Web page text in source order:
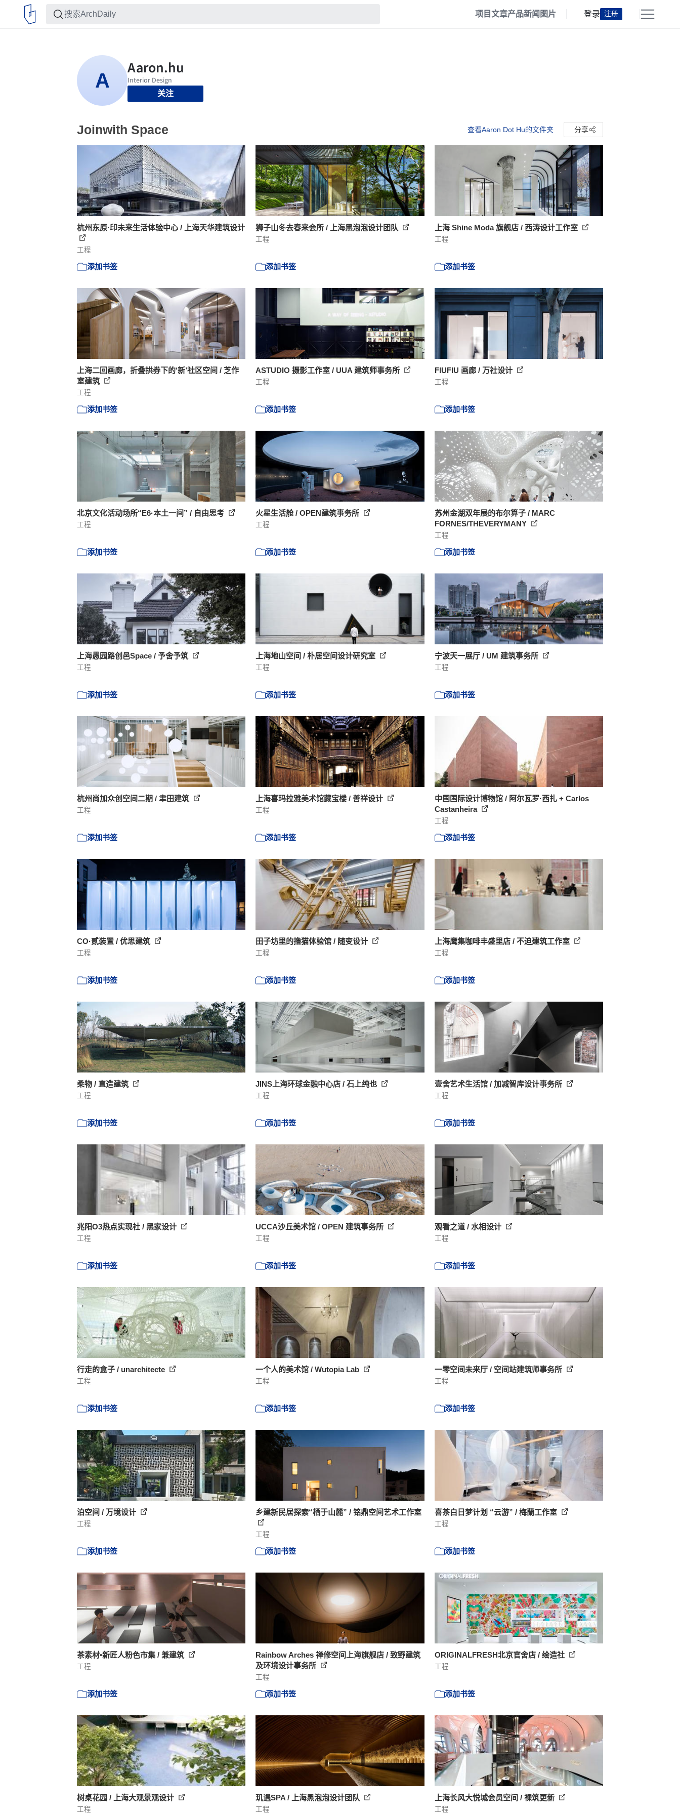
项目文章产品新闻 图片 登录 注册
关注
Joinwith Space 查看Aaron Dot Hu的文件夹 分享
杭州东原·印未来生活体验中心 / 上海天华建筑设计
工程
添加书签
狮子山冬去春来会所 / 上海黑泡泡设计团队
工程
添加书签
上海 Shine Moda 旗舰店 / 西涛设计工作室
工程
添加书签
上海二回画廊，折叠拱券下的‘新’社区空间 / 芝作
室建筑
工程
添加书签
ASTUDIO 摄影工作室 / UUA 建筑师事务所
工程
添加书签
FIUFIU 画廊 / 万社设计
工程
添加书签
北京文化活动场所“E6·本土一间” / 自由思考
工程
添加书签
火星生活舱 / OPEN建筑事务所
工程
添加书签
苏州金湖双年展的布尔算子 / MARC
FORNES/THEVERYMANY
工程
添加书签
上海愚园路创邑Space / 予舍予筑
工程
添加书签
上海地山空间 / 朴居空间设计研究室
工程
添加书签
宁波天一展厅 / UM 建筑事务所
工程
添加书签
杭州尚加众创空间二期 / 聿田建筑
工程
添加书签
上海喜玛拉雅美术馆藏宝楼 / 善祥设计
工程
添加书签
中国国际设计博物馆 / 阿尔瓦罗·西扎 + Carlos
Castanheira
工程
添加书签
CO·贰装置 / 优思建筑
工程
添加书签
田子坊里的撸猫体验馆 / 随变设计
工程
添加书签
上海鹰集咖啡丰盛里店 / 不迫建筑工作室
工程
添加书签
柔物 / 直造建筑
工程
添加书签
JINS上海环球金融中心店 / 石上纯也
工程
添加书签
壹舍艺术生活馆 / 加减智库设计事务所
工程
添加书签
兆阳O3热点实现社 / 黑家设计
工程
添加书签
UCCA沙丘美术馆 / OPEN 建筑事务所
工程
添加书签
观看之道 / 水相设计
工程
添加书签
行走的盒子 / unarchitecte
工程
添加书签
一个人的美术馆 / Wutopia Lab
工程
添加书签
一零空间未来厅 / 空间站建筑师事务所
工程
添加书签
泊空间 / 万境设计
工程
添加书签
乡建新民居探索“栖于山麓” / 铭鼎空间艺术工作室
工程
添加书签
喜茶白日梦计划 “云游” / 梅蘭工作室
工程
添加书签
茶素材•新匠人粉色市集 / 兼建筑
工程
添加书签
Rainbow Arches 禅修空间上海旗舰店 / 致野建筑
及环境设计事务所
工程
添加书签
ORIGINALFRESH北京官舍店 / 绘造社
工程
添加书签
树桌花园 / 上海大观景观设计
工程
玑遇SPA / 上海黑泡泡设计团队
工程
上海长风大悦城会员空间 / 裸筑更新
工程